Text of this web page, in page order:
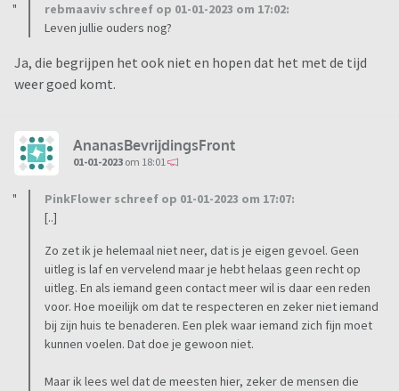
rebmaaviv schreef op 01-01-2023 om 17:02:
Leven jullie ouders nog?
Ja, die begrijpen het ook niet en hopen dat het met de tijd
weer goed komt.
AnanasBevrijdingsFront
01-01-2023 om 18:01
PinkFlower schreef op 01-01-2023 om 17:07:
[..]
Zo zet ik je helemaal niet neer, dat is je eigen gevoel. Geen
uitleg is laf en vervelend maar je hebt helaas geen recht op
uitleg. En als iemand geen contact meer wil is daar een reden
voor. Hoe moeilijk om dat te respecteren en zeker niet iemand
bij zijn huis te benaderen. Een plek waar iemand zich fijn moet
kunnen voelen. Dat doe je gewoon niet.
Maar ik lees wel dat de meesten hier, zeker de mensen die